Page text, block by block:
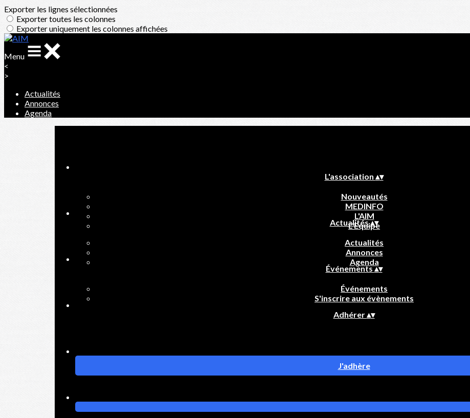
Exporter les lignes sélectionnées
Exporter toutes les colonnes
Exporter uniquement les colonnes affichées
Menu
<
>
Actualités
Annonces
Agenda
L'association ▴▾
Nouveautés
MEDINFO
L'AIM
L'Equipe
Actualités▴▾
Actualités
Annonces
Agenda
Événements▴▾
Événements
S'inscrire aux évènements
Adhérer▴▾
J'adhère